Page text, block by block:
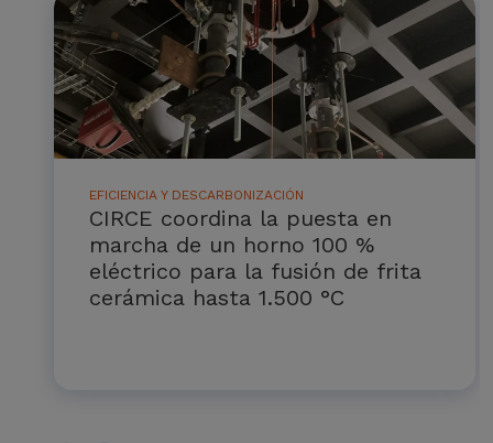
EFICIENCIA Y DESCARBONIZACIÓN
CIRCE coordina la puesta en
marcha de un horno 100 %
eléctrico para la fusión de frita
cerámica hasta 1.500 °C